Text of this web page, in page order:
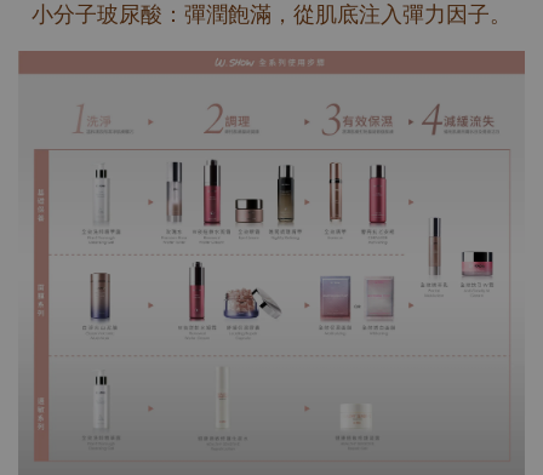
小分子玻尿酸：彈潤飽滿，從肌底注入彈力因子。